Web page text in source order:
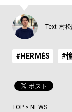
Text_村
#HERMÈS #
TOP> NEWS